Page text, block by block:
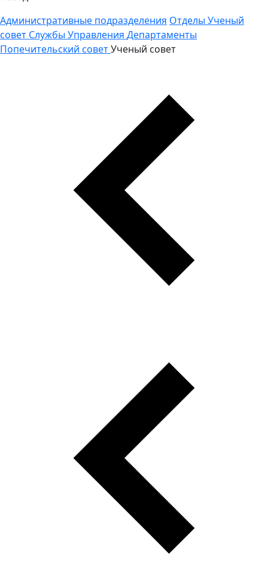
Административные подразделения Отделы Ученый
совет Службы Управления Департаменты
Попечительский советУченый совет